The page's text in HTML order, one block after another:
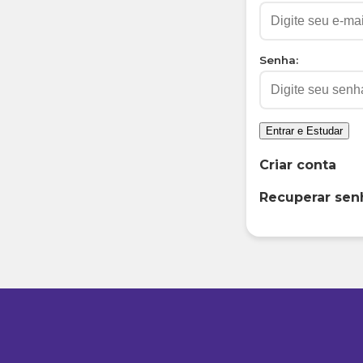
Senha:
Entrar e Estudar
Criar conta
Recuperar